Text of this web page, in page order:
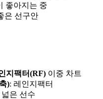
좋아지는 중
은 선구안
지팩터(RF) 이중 차트
): 레인지팩터
은 선수